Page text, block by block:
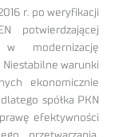
r. po weryfikacji
potwierdzającej
modernizację
warunki
ekonomicznie
spółka PKN
efektywności